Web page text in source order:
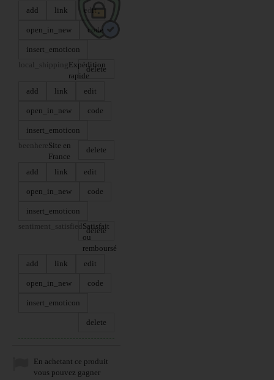
add
link edit
open_in_new code
insert_emoticon
delete
local_shipping Expédition
rapide
add
link edit
open_in_new code
insert_emoticon
delete
beenhereSite en
France
add
link edit
open_in_new code
insert_emoticon
delete
sentiment_satisfied Satisfait
ou
remboursé
add
link edit
open_in_new code
insert_emoticon
delete
En achetant ce produit
vous pouvez gagner